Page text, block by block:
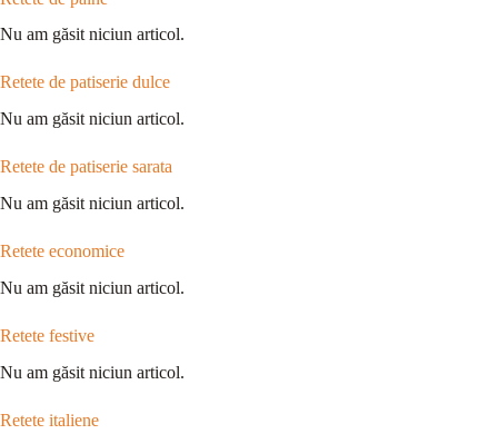
Nu am găsit niciun articol.
Retete de patiserie dulce
Nu am găsit niciun articol.
Retete de patiserie sarata
Nu am găsit niciun articol.
Retete economice
Nu am găsit niciun articol.
Retete festive
Nu am găsit niciun articol.
Retete italiene